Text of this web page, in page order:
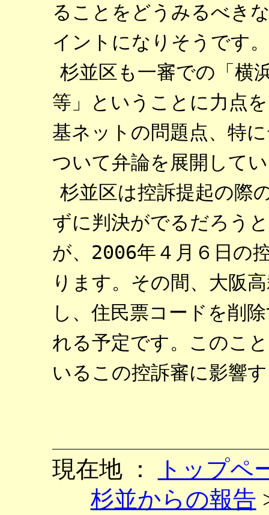
ることをどうみるべき
イントになりそうです。
杉並区も一審での「横
等」ということに力点
基ネットの問題点、特
ついて弁論を展開して
杉並区は控訴提起の際
ずに判決がでるだろう
が、2006年４月６日の
ります。その間、大阪
し、住民票コードを削
れる予定です。このこ
いるこの控訴審に影響
現在地 ：
トップペ
杉並からの報告